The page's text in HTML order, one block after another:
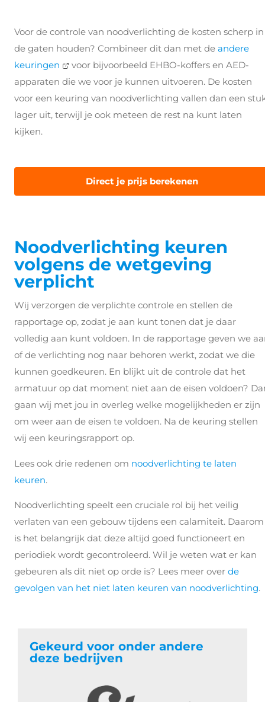
Voor de controle van noodverlichting de kosten scherp in
de gaten houden? Combineer dit dan met de andere
keuringen
voor bijvoorbeeld EHBO-koffers en AED-
apparaten die we voor je kunnen uitvoeren. De kosten
voor een keuring van noodverlichting vallen dan een
lager uit, terwijl je ook meteen de rest na kunt laten
kijken.
Direct je prijs berekenen
Noodverlichting keuren
volgens de wetgeving
verplicht
Wij verzorgen de verplichte controle en stellen de
rapportage op, zodat je aan kunt tonen dat je daar
volledig aan kunt voldoen. In de rapportage geven we
of de verlichting nog naar behoren werkt, zodat we die
kunnen goedkeuren. En blijkt uit de controle dat het
armatuur op dat moment niet aan de eisen voldoen?
gaan wij met jou in overleg welke mogelijkheden er zijn
om weer aan de eisen te voldoen. Na de keuring stellen
wij een keuringsrapport op.
Lees ook drie redenen om noodverlichting te laten
keuren.
Noodverlichting speelt een cruciale rol bij het veilig
verlaten van een gebouw tijdens een calamiteit. Daarom
is het belangrijk dat deze altijd goed functioneert en
periodiek wordt gecontroleerd. Wil je weten wat er kan
gebeuren als dit niet op orde is? Lees meer over de
gevolgen van het niet laten keuren van noodverlichting.
Gekeurd voor onder andere
deze bedrijven